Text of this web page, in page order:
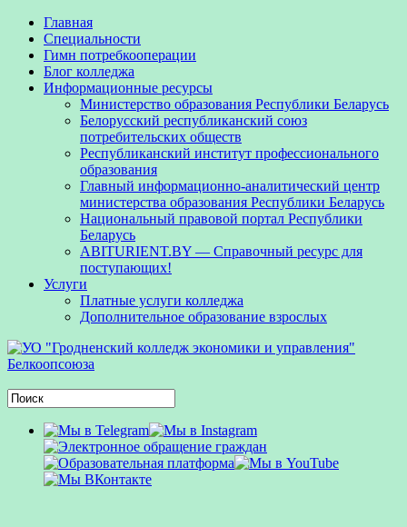
Главная
Специальности
Гимн потребкооперации
Блог колледжа
Информационные ресурсы
Министерство образования Республики Беларусь
Белорусский республиканский союз
потребительских обществ
Республиканский институт профессионального
образования
Главный информационно-аналитический центр
министерства образования Республики Беларусь
Национальный правовой портал Республики
Беларусь
ABITURIENT.BY — Справочный ресурс для
поступающих!
Услуги
Платные услуги колледжа
Дополнительное образование взрослых